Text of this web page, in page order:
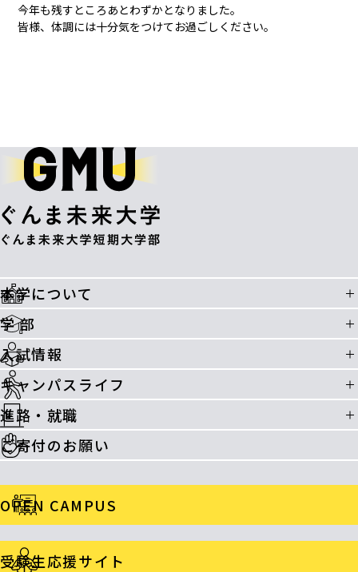
今年も残すところあとわずかとなりました。
皆様、体調には十分気をつけてお過ごしください。
本学について
学 部
入試情報
キャンパスライフ
進路・就職
ご寄付のお願い
OPEN CAMPUS
受験生応援サイト